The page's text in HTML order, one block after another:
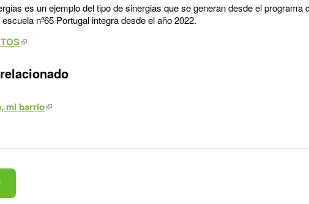
es un ejemplo del tipo de sinergias que se generan desde el
nº65 Portugal integra desde el año 2022.
mi barrio